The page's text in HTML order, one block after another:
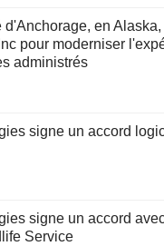
d'Anchorage, en
pour moderniser
administrés
signe un accord
signe un accord
Service